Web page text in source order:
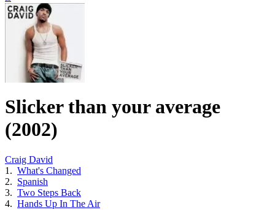
Slicker than your average
(2002)
Craig David
1. What's Changed
2. Spanish
3. Two Steps Back
4. Hands Up In The Air